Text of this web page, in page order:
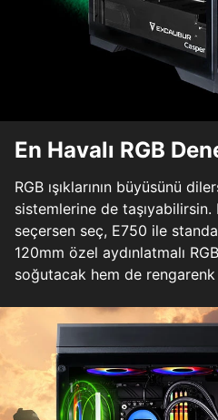
En Havalı RGB
RGB ışıklarının büyüsünü
sistemlerine de
seçersen seç, E750 ile
120mm özel aydınlatmalı
soğutacak hem de rengarenk